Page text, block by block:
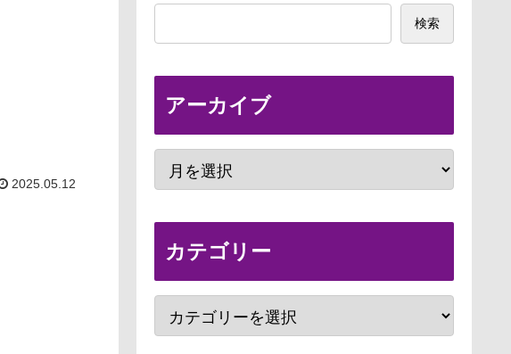
2025.05.12
検索
アーカイブ
カテゴリー